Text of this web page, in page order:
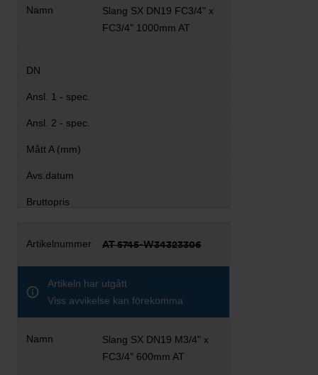
Slang SX DN19 FC3/4" x
FC3/4" 1000mm AT
AT 5745-W34323306
Artikeln har utgått
Viss avvikelse kan förekomma
Slang SX DN19 M3/4" x
FC3/4" 600mm AT